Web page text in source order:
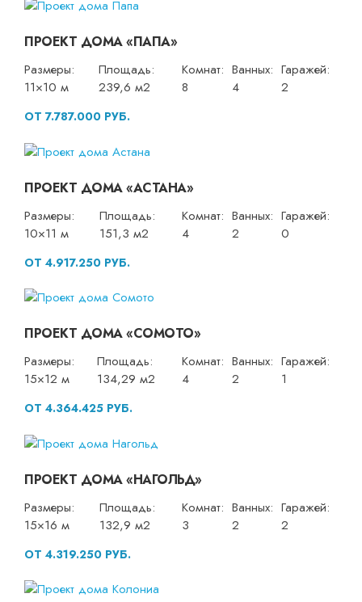
ПРОЕКТ ДОМА «ПАПА»
Размеры:
11×10 м
Площадь:
239,6 м2
Комнат:
8
Ванных:
4
Гаражей:
2
ОТ 7.787.000 РУБ.
ПРОЕКТ ДОМА «АСТАНА»
Размеры:
10×11 м
Площадь:
151,3 м2
Комнат:
4
Ванных:
2
Гаражей:
0
ОТ 4.917.250 РУБ.
ПРОЕКТ ДОМА «СОМОТО»
Размеры:
15×12 м
Площадь:
134,29 м2
Комнат:
4
Ванных:
2
Гаражей:
1
ОТ 4.364.425 РУБ.
ПРОЕКТ ДОМА «НАГОЛЬД»
Размеры:
15×16 м
Площадь:
132,9 м2
Комнат:
3
Ванных:
2
Гаражей:
2
ОТ 4.319.250 РУБ.